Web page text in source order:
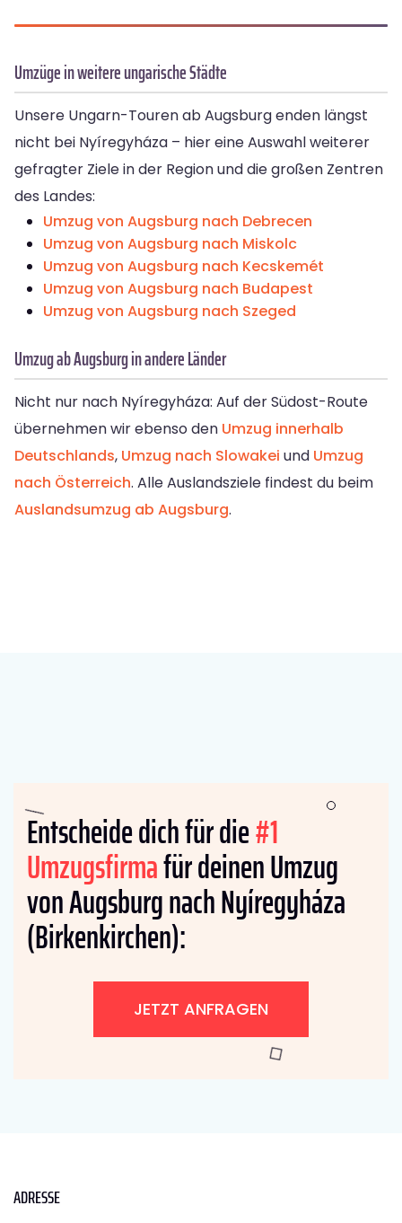
Umzüge in weitere ungarische Städte
Unsere Ungarn-Touren ab Augsburg enden längst
nicht bei Nyíregyháza – hier eine Auswahl weiterer
gefragter Ziele in der Region und die großen Zentren
des Landes:
Umzug von Augsburg nach Debrecen
Umzug von Augsburg nach Miskolc
Umzug von Augsburg nach Kecskemét
Umzug von Augsburg nach Budapest
Umzug von Augsburg nach Szeged
Umzug ab Augsburg in andere Länder
Nicht nur nach Nyíregyháza: Auf der Südost-Route
übernehmen wir ebenso den Umzug innerhalb
Deutschlands, Umzug nach Slowakei und Umzug
nach Österreich. Alle Auslandsziele findest du beim
Auslandsumzug ab Augsburg.
Entscheide dich für die#1
Umzugsfirmafür deinen Umzug
von Augsburg nach Nyíregyháza
(Birkenkirchen):
JETZT ANFRAGEN
ADRESSE